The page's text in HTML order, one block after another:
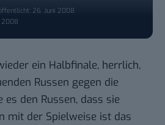
26. Juni 2008
2008
ein Halbfinale, herrlich,
Russen gegen die
es den Russen, dass sie
mit der Spielweise ist das